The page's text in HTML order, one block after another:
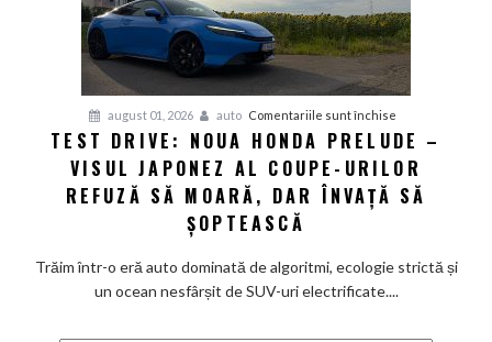
august 01, 2026 auto Comentariile sunt închise
Test
Drive:
Noua
TEST DRIVE: NOUA HONDA PRELUDE –
VISUL JAPONEZ AL COUPE-URILOR
REFUZĂ SĂ MOARĂ, DAR ÎNVAȚĂ SĂ
ȘOPTEASCĂ
Trăim într-o eră auto dominată de algoritmi, ecologie strictă și
un ocean nesfârșit de SUV-uri electrificate....